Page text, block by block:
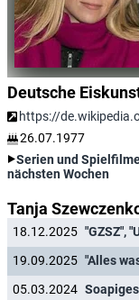
Deutsche
https://
26.07.1977
Serien und
nächsten Wochen
Tanja
18.12.2025
19.09.2025
05.03.2024